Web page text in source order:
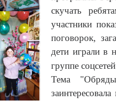
скучать
участники
поговорок,
дети играли в
группе
Тема "Обряды